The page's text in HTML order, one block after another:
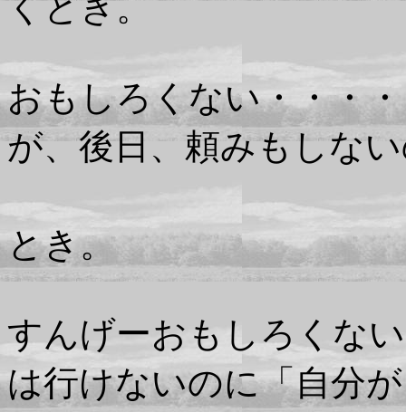
おもしろくない・・・
が、後日、頼みもしな
釣れたハナ
とき。
すんげーおもしろくな
は行けないのに「自分